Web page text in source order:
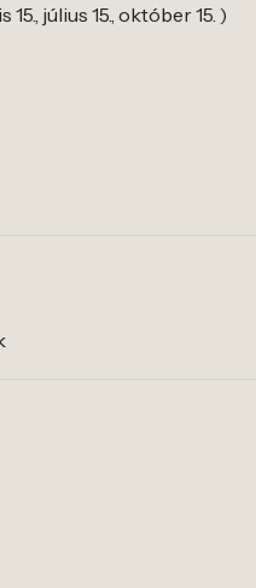
július 15., október 15. )